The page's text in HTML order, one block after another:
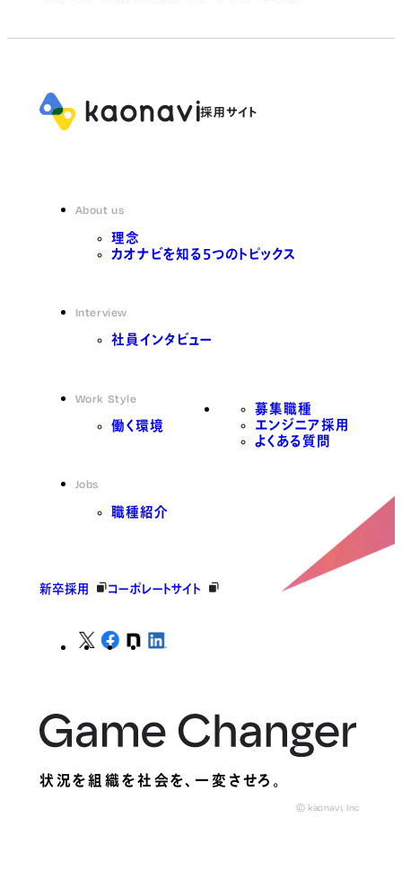
About us
理念
カオナビを知る5つのトピックス
Interview
社員インタビュー
Work Style
働く環境
Jobs
職種紹介
募集職種
エンジニア採用
よくある質問
新卒採用 コーポレートサイト
状況を組織を社会を、一変させろ。
© kaonavi, Inc